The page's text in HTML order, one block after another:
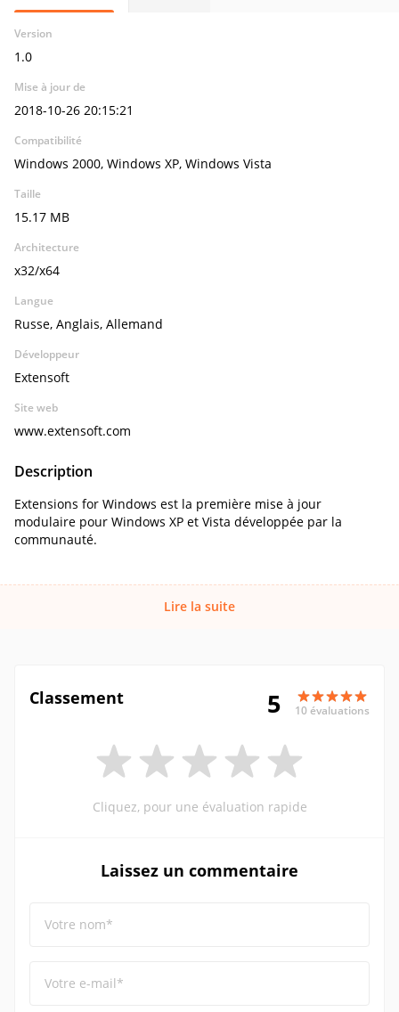
Version
1.0
Mise à jour de
2018-10-26 20:15:21
Compatibilité
Windows 2000, Windows XP, Windows Vista
Taille
15.17 MB
Architecture
x32/x64
Langue
Russe, Anglais, Allemand
Développeur
Extensoft
Site web
www.extensoft.com
Description
Extensions for Windows est la première mise à jour
modulaire pour Windows XP et Vista développée par la
communauté.
Lire la suite
Classement 5 10 évaluations
Cliquez, pour une évaluation rapide
Laissez un commentaire
Votre nom*
Votre e-mail*